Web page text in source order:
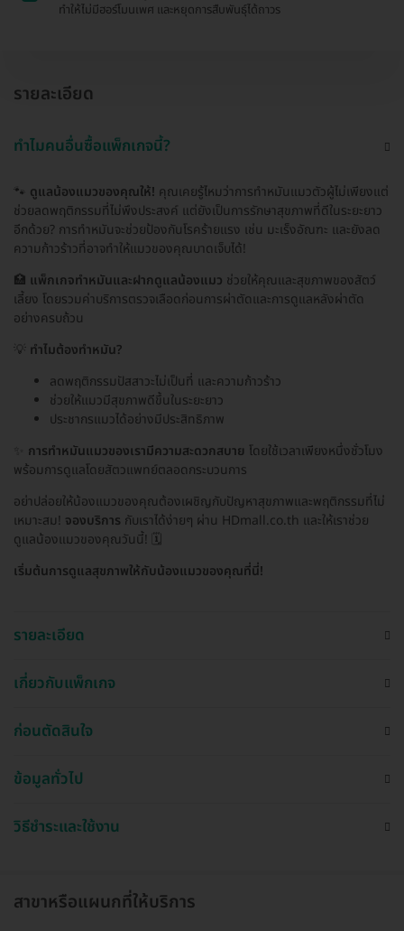
ทำให้ไม่มีฮอร์โมนเพศ และหยุดการสืบพันธุ์ได้ถาวร
รายละเอียด
ทำไมคนอื่นซื้อแพ็กเกจนี้?
🐾 ดูแลน้องแมวของคุณให้! คุณเคยรู้ไหมว่าการทำหมันแมวตัวผู้ไม่เพียงแต่
ช่วยลดพฤติกรรมที่ไม่พึงประสงค์ แต่ยังเป็นการรักษาสุขภาพที่ดีในระยะยาว
อีกด้วย? การทำหมันจะช่วยป้องกันโรคร้ายแรง เช่น มะเร็งอัณฑะ และยังลด
ความก้าวร้าวที่อาจทำให้แมวของคุณบาดเจ็บได้!
🏥 แพ็กเกจทำหมันและฝากดูแลน้องแมว ช่วยให้คุณและสุขภาพของสัตว์
เลี้ยง โดยรวมค่าบริการตรวจเลือดก่อนการผ่าตัดและการดูแลหลังผ่าตัด
อย่างครบถ้วน
💡 ทำไมต้องทำหมัน?
ลดพฤติกรรมปัสสาวะไม่เป็นที่ และความก้าวร้าว
ช่วยให้แมวมีสุขภาพดีขึ้นในระยะยาว
ประชากรแมวได้อย่างมีประสิทธิภาพ
การทำหมันแมวของเรามีความสะดวกสบาย โดยใช้เวลาเพียงหนึ่งชั่วโมง
พร้อมการดูแลโดยสัตวแพทย์ตลอดกระบวนการ
อย่าปล่อยให้น้องแมวของคุณต้องเผชิญกับปัญหาสุขภาพและพฤติกรรมที่ไม่
เหมาะสม! จองบริการ กับเราได้ง่ายๆ ผ่าน HDmall.co.th และให้เราช่วย
ดูแลน้องแมวของคุณวันนี้! 🗓️
เริ่มต้นการดูแลสุขภาพให้กับน้องแมวของคุณที่นี่!
รายละเอียด
เกี่ยวกับแพ็กเกจ
ก่อนตัดสินใจ
ข้อมูลทั่วไป
วิธีชำระและใช้งาน
สาขาหรือแผนกที่ให้บริการ